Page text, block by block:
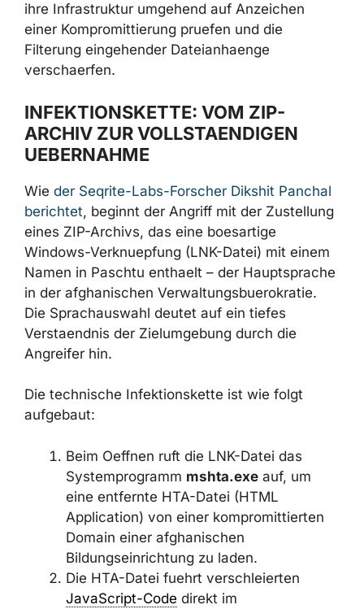
Suedasien sollten ihre Infrastruktur umgehend
auf Anzeichen einer Kompromittierung
pruefen und die Filterung eingehender
Dateianhaenge verschaerfen.
INFEKTIONSKETTE: VOM ZIP-
ARCHIV ZUR VOLLSTAENDIGEN
UEBERNAHME
Wie der Seqrite-Labs-Forscher Dikshit
Panchal berichtet , beginnt der Angriff mit der
Zustellung eines ZIP-Archivs, das eine
boesartige Windows-Verknuepfung (LNK-
Datei) mit einem Namen in Paschtu enthaelt –
der Hauptsprache in der afghanischen
Verwaltungsbuero­kratie. Die Sprachauswahl
deutet auf ein tiefes Verstaendnis der
Zielumgebung durch die Angreifer hin.
Die technische Infektionskette ist wie folgt
aufgebaut:
Beim Oeffnen ruft die LNK-Datei das
Systemprogramm mshta.exe auf, um
eine entfernte HTA-Datei (HTML
Application) von einer kompromittierten
Domain einer afghanischen
Bildungseinrichtung zu laden.
Die HTA-Datei fuehrt verschleierten
JavaScript-Code direkt im